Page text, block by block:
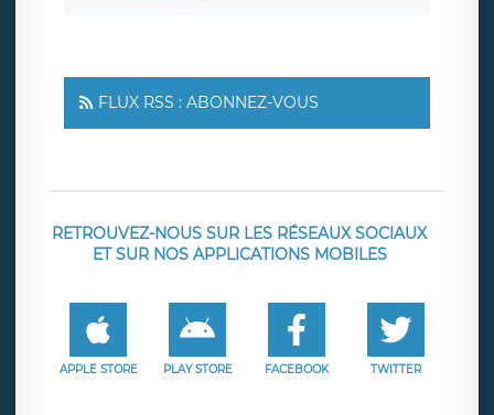
FLUX RSS : ABONNEZ-VOUS
RETROUVEZ-NOUS SUR LES RÉSEAUX SOCIAUX
ET SUR NOS APPLICATIONS MOBILES
APPLE STORE PLAY STORE FACEBOOK TWITTER